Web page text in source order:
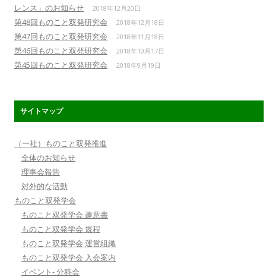
レンス」のお知らせ
2018年12月20日
第48回ものこと双発研究会 2018年12月18日
第47回ものこと双発研究会 2018年11月18日
第46回ものこと双発研究会 2018年10月17日
第45回ものこと双発研究会 2018年9月19日
サイトマップ
（一社）ものこと双発推進
全体のお知らせ
理事会報告
対外的な活動
ものこと双発学会
ものこと双発学会 趣意書
ものこと双発学会 規程
ものこと双発学会 運営組織
ものこと双発学会 入会案内
イベント- 分科会